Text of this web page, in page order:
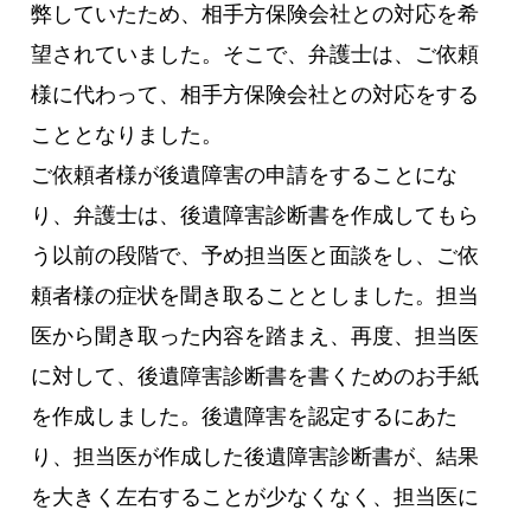
弊していたため、相手方保険会社との対応を希
望されていました。そこで、弁護士は、ご依頼
様に代わって、相手方保険会社との対応をする
こととなりました。
ご依頼者様が後遺障害の申請をすることにな
り、弁護士は、後遺障害診断書を作成してもら
う以前の段階で、予め担当医と面談をし、ご依
頼者様の症状を聞き取ることとしました。担当
医から聞き取った内容を踏まえ、再度、担当医
に対して、後遺障害診断書を書くためのお手紙
を作成しました。後遺障害を認定するにあた
り、担当医が作成した後遺障害診断書が、結果
を大きく左右することが少なくなく、担当医に